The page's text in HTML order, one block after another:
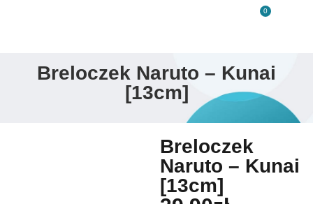
0
Breloczek Naruto – Kunai
[13cm]
Breloczek
Naruto – Kunai
[13cm]